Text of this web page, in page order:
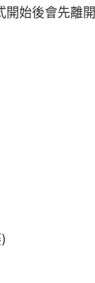
開始後會先離